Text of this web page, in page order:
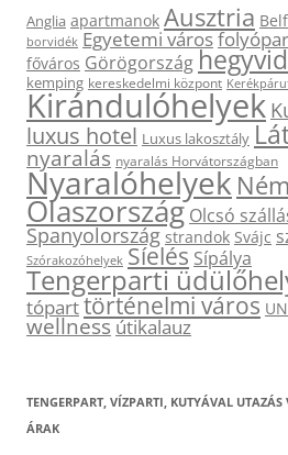
Anglia apartmanok Ausztria
borvidék Egyetemi város
főváros Görögország
kemping kereskedelmi központ
Kirándulóhelyek
luxus hotel Luxus lakosztály
nyaralás nyaralás Horvátországban
Nyaralóhelyek
Olaszország Olcsó
Spanyolország strandok Svájc
Szórakozóhelyek Síelés Sípálya
Tengerparti
tóparttörténelmi város
wellnessútikalauz
TENGERPART, VÍZPARTI, KUTYÁVAL UTAZÁS
ÁRAK